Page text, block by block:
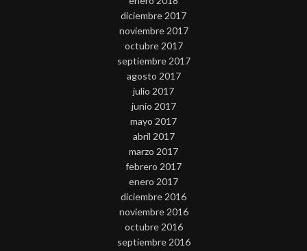
diciembre 2017
noviembre 2017
octubre 2017
septiembre 2017
agosto 2017
julio 2017
junio 2017
mayo 2017
abril 2017
marzo 2017
febrero 2017
enero 2017
diciembre 2016
noviembre 2016
octubre 2016
septiembre 2016